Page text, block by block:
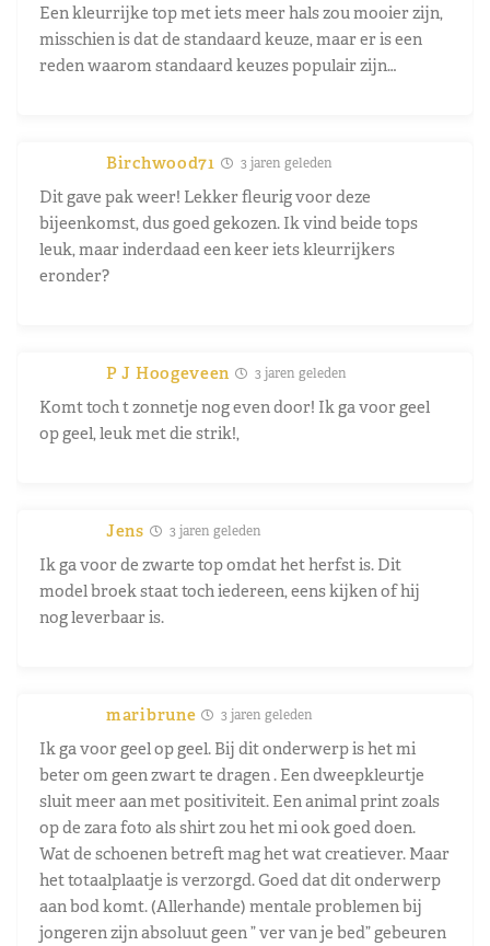
Een kleurrijke top met iets meer hals zou mooier zijn,
misschien is dat de standaard keuze, maar er is een
reden waarom standaard keuzes populair zijn…
Birchwood71 3 jaren geleden
Dit gave pak weer! Lekker fleurig voor deze
bijeenkomst, dus goed gekozen. Ik vind beide tops
leuk, maar inderdaad een keer iets kleurrijkers
eronder?
P J Hoogeveen 3 jaren geleden
Komt toch t zonnetje nog even door! Ik ga voor geel
op geel, leuk met die strik!,
Jens 3 jaren geleden
Ik ga voor de zwarte top omdat het herfst is. Dit
model broek staat toch iedereen, eens kijken of hij
nog leverbaar is.
maribrune 3 jaren geleden
Ik ga voor geel op geel. Bij dit onderwerp is het mi
beter om geen zwart te dragen . Een dweepkleurtje
sluit meer aan met positiviteit. Een animal print zoals
op de zara foto als shirt zou het mi ook goed doen.
Wat de schoenen betreft mag het wat creatiever. Maar
het totaalplaatje is verzorgd. Goed dat dit onderwerp
aan bod komt. (Allerhande) mentale problemen bij
jongeren zijn absoluut geen ” ver van je bed” gebeuren